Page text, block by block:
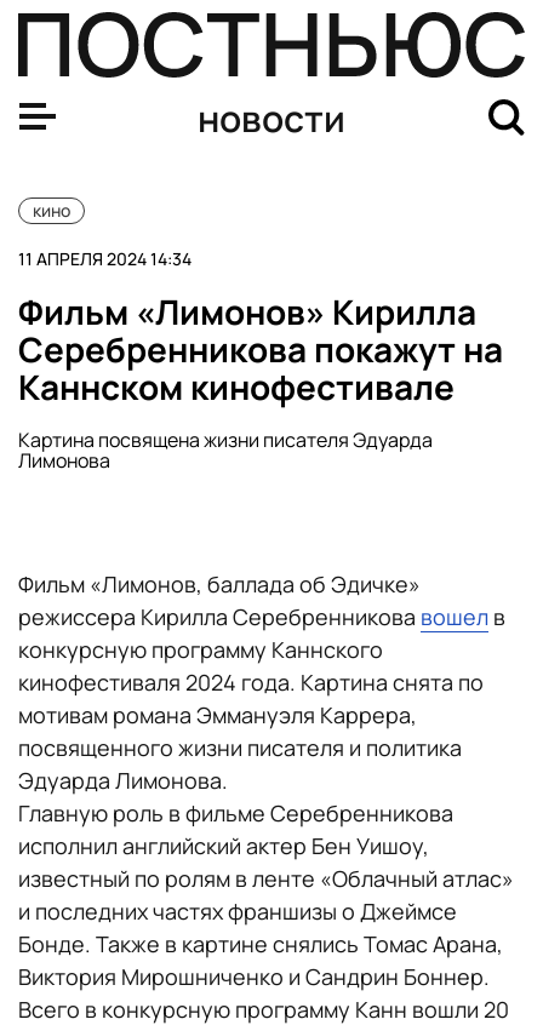
новости
кино
11 АПРЕЛЯ 2024 14:34
Фильм «Лимонов» Кирилла
Серебренникова покажут на
Каннском кинофестивале
Картина посвящена жизни писателя Эдуарда
Лимонова
Фильм «Лимонов, баллада об Эдичке»
режиссера Кирилла Серебренникова вошел в
конкурсную программу Каннского
кинофестиваля 2024 года. Картина снята по
мотивам романа Эммануэля Каррера,
посвященного жизни писателя и политика
Эдуарда Лимонова.
Главную роль в фильме Серебренникова
исполнил английский актер Бен Уишоу,
известный по ролям в ленте «Облачный атлас»
и последних частях франшизы о Джеймсе
Бонде. Также в картине снялись Томас Арана,
Виктория Мирошниченко и Сандрин Боннер.
Всего в конкурсную программу Канн вошли 20
Вышел трейлер фильма «Ждун в кино»